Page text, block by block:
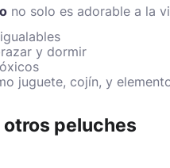
no solo es adorable a la
y dormir
juguete, cojín, y
peluches